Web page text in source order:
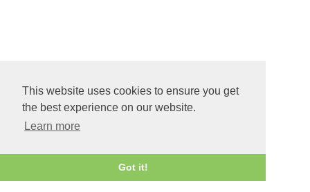
This website uses cookies to ensure you get
the best experience on our website.
Learn more
Got it!